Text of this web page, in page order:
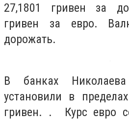
27,1801 гривен за
гривен за евро.
дорожать.
В банках
установили в
гривен. . Курс евро